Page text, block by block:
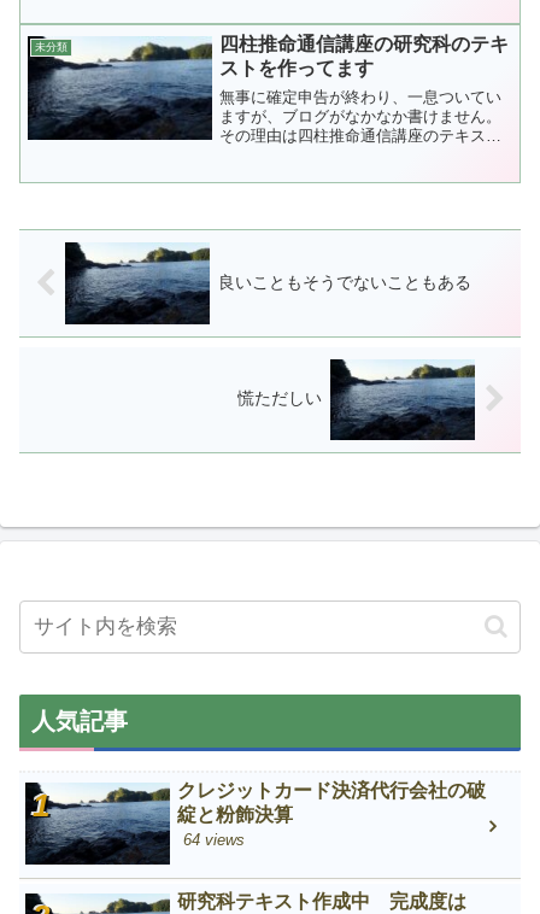
未分類
四柱推命通信講座の研究科のテキ
ストを作ってます
無事に確定申告が終わり、一息ついてい
ますが、ブログがなかなか書けません。
その理由は四柱推命通信講座のテキスト
良いこともそうでないこともある
慌ただしい
人気記事
クレジットカード決済代行会社の破
綻と粉飾決算
64 views
研究科テキスト作成中 完成度は